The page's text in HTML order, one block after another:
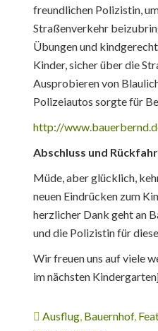
freundlichen Polizistin,
Straßenverkehr
Übungen und
Kinder, sicher über die
Ausprobieren von
Polizeiautos sorgte für
http://
Abschluss und
Müde, aber glücklich,
neuen Eindrücken zum
herzlicher Dank geht an
und die Polizistin für
Wir freuen uns auf viele
im nächsten
Ausflug, Bauernhof,